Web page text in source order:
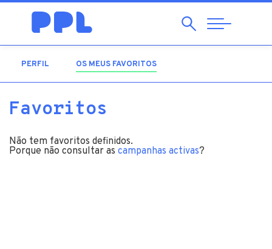
Pesquisar
Abrir
Navegação
PERFIL OS MEUS FAVORITOS
Favoritos
Não tem favoritos definidos.
Porque não consultar as campanhas activas?